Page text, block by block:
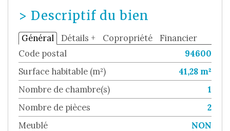
> Descriptif du bien
Général Détails + Copropriété
Financier
Code postal
94600
Surface habitable (m²)
41,28 m²
Nombre de chambre(s)
1
Nombre de pièces
2
Meublé
NON